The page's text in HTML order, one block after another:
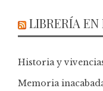
LIBRERÍA EN
Historia y
Memoria